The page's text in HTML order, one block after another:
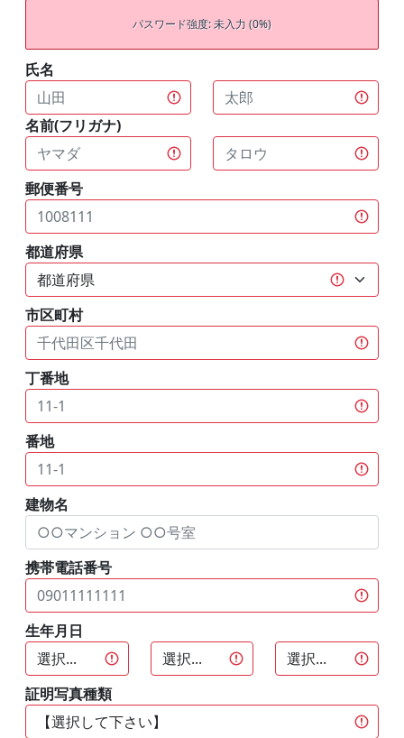
パスワード強度: 未入力 (0%)
氏名
名前(フリガナ)
郵便番号
都道府県
市区町村
丁番地
番地
建物名
携帯電話番号
生年月日
証明写真種類